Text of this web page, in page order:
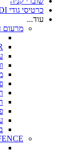
כרטיסי גודי GOODI
עוד...
מרעום